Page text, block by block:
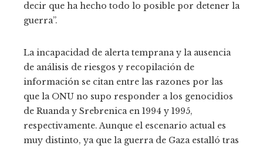
decir que ha hecho todo lo posible por detener la
guerra”.
La incapacidad de alerta temprana y la ausencia
de análisis de riesgos y recopilación de
información se citan entre las razones por las
que la ONU no supo responder a los genocidios
de Ruanda y Srebrenica en 1994 y 1995,
respectivamente. Aunque el escenario actual es
muy distinto, ya que la guerra de Gaza estalló tras